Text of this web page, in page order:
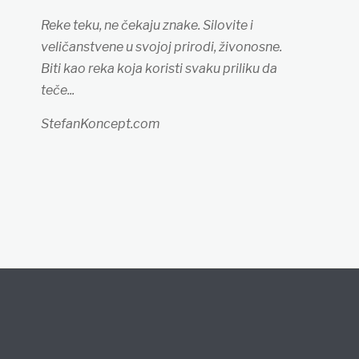
Reke teku, ne čekaju znake. Silovite i
veličanstvene u svojoj prirodi, živonosne.
Biti kao reka koja koristi svaku priliku da
teče...
StefanKoncept.com